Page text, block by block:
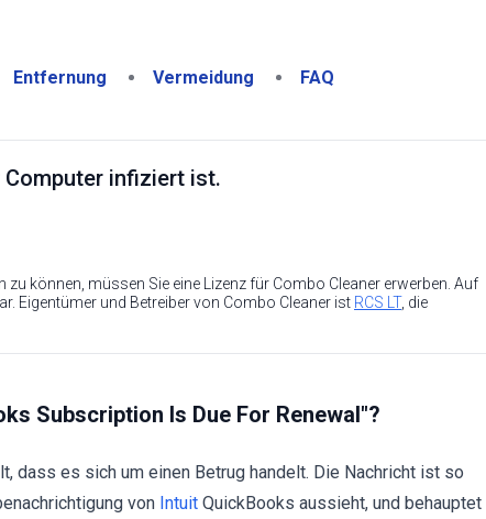
Entfernung Vermeidung FAQ
Computer infiziert ist.
können, müssen Sie eine Lizenz für Combo Cleaner erwerben. Auf
Eigentümer und Betreiber von Combo Cleaner ist RCS LT, die
Subscription Is Due For Renewal"?
dass es sich um einen Betrug handelt. Die Nachricht ist so
von Intuit QuickBooks aussieht, und behauptet